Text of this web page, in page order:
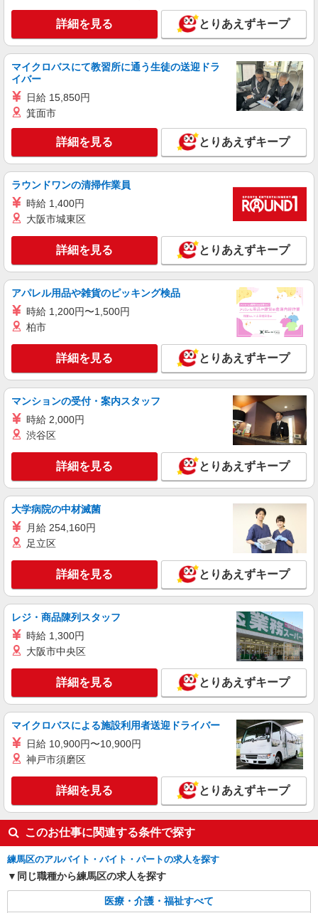
入者）の場合は時給1,580円 ＊夜間（18:00〜
19:00）：時給1,913円〜 ＊日曜祝日：時給1,830
円〜 ◎身体介助、生活援助が同時給 ◎キャンセル
手当：職務時給の60％支給 ※居住支援特別手当は
勤続5年目までの方はさらに時給＋50円（再入社者
は除く）
そんぽの家S 江古田/2010ba1
介護スタッフ
【実務者研修】 月給：260,000円 年収例：355
均6回分）等、毎月平均的に支払われる手当を含み
ます。 ※居住支援特別手当は勤続5年目までの方
はさらに1万円支給（再入社は除く） ◎賞与：基
本給2.08ヶ月分/年支給 ◎残業時は別途時間外手当
支給（超過1分〜）
キープ 詳細を見る
アルバイト パート
SOMPOケア 上石神井 定期巡回/2130da2
★（東京都）居住支援特別手当対象求人 【介
保加入者）の場合は時給1,494円 【実務者研修・
初任者研修（ヘルパー1級・2級）】 時給1,364円
◎週20時間以上勤務（社保加入者）の場合は時給
はさらに時給＋50円（再入社者は除く） ◎夜勤勤
務の場合別途手当あり：4,000円/回
東京都練馬区上石神井2丁目22-27 【そんぽの
家S 上石神井】建物内
キープ 詳細を見る
正社員
SOMPOケア 上石神井 定期巡回/2130da1
介護スタッフ
【実務者研修】 月給：240,000円 年収例：330
万円〜 【初任者研修】 月給：230,300円 年収例：
320万円〜 ※職務手当、(東京都)居住支援特別手
当、日祝手当（月平均2回分）、在宅手当（月平均
10回分）等、毎月平均的に支払われる手当を含み
ール手当（1,000円/日）あり ◎残業時は別途時間
外手当支給（超過1分〜） ◎居住支援特別手当は
勤続5年目までの方はさらに1万円支給（再入社は
除く） ◎賞与 基本給2.08ヶ月分/年支給
東京都練馬区上石神井2丁目22-27 【そんぽの
キープ 詳細を見る
アルバイト パート
SOMPOケア 上石神井 訪問介護/2129cc2
登録ヘルパー
★（東京都）居住支援特別手当対象求人 【介
護福祉士】時給1,800円 ◎週20時間以上勤務（社
時、18時〜）：時給2,250円〜 ＊日曜祝日：時給
2,100円〜 【実務者研修・初任者研修（ヘルパー1
級・2級）】時給1,720円 ◎週20時間以上勤務（社
時、18時〜）：時給2,150円〜 ＊日曜祝日：時給
2,020円〜 ◎身体介助、生活援助が同時給 ◎キャ
ンセル手当：職務時給の60％支給 ※居住支援特別
手当は勤続5年目までの方はさらに時給＋50円（再
入社者は除く）
東京都練馬区上石神井2丁目22-27 【そんぽの
家S 上石神井】建物内
キープ 詳細を見る
アルバイト パート
そんぽの家S 江古田/2010bc2
登録ヘルパー
★（東京都）居住支援特別手当対象求人 【介
護福祉士】時給1,700円 ◎週20時間以上勤務（社
保加入者）の場合は時給1,750円 ＊早朝夜間（〜8
時、18時〜）：時給2,103円〜 ＊日曜祝日：時給
2,000円〜 【実務者研修・初任者研修（ヘルパー1
級・2級）】時給1,620円 ◎週20時間以上勤務（社
保加入者）の場合は時給1,670円 ＊早朝夜間（〜8
時、18時〜）：時給2,025円〜 ＊日曜祝日：時給
1,920円〜 ◎身体介助、生活援助が同時給 ◎キャ
ンセル手当：職務時給の60％支給 ※居住支援特別
手当は勤続5年目までの方はさらに時給＋50円（再
入社者は除く）
東京都練馬区旭丘2丁目5-2
キープ 詳細を見る
SOMPOケア ラヴィーレ南大泉/5009aa1
介護スタッフ
【介護福祉士】 月給：305,300円 年収例：410
ます。 ・職務手当 ・特別職務手当 ・特別地域手
当 ・（東京都）居住支援特別手当 ・働きがい向上
手当 ・特別夜勤手当 ・日祝手当（月平均2回分）
・夜勤手当（月平均5回分） ※居住支援特別手当
は勤続5年目までの方はさらに1万円支給（再入社
東京都練馬区南大泉2-1-28
キープ 詳細を見る
詳細を見る とりあえずキープ
マイクロバスにて教習所に通う生徒の送迎ドラ
イバー
日給 15,850円
箕面市
詳細を見る とりあえずキープ
ラウンドワンの清掃作業員
時給 1,400円
大阪市城東区
詳細を見る とりあえずキープ
アパレル用品や雑貨のピッキング検品
時給 1,200円〜1,500円
柏市
詳細を見る とりあえずキープ
マンションの受付・案内スタッフ
時給 2,000円
渋谷区
詳細を見る とりあえずキープ
大学病院の中材滅菌
月給 254,160円
足立区
詳細を見る とりあえずキープ
レジ・商品陳列スタッフ
時給 1,300円
大阪市中央区
詳細を見る とりあえずキープ
マイクロバスによる施設利用者送迎ドライバー
日給 10,900円〜10,900円
神戸市須磨区
詳細を見る とりあえずキープ
このお仕事に関連する条件で探す
練馬区のアルバイト・バイト・パートの求人を探す
同じ職種から練馬区の求人を探す
医療・介護・福祉すべて